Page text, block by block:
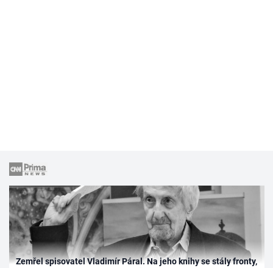
Zemřel spisovatel Vladimír Páral. Na jeho knihy se stály fronty,